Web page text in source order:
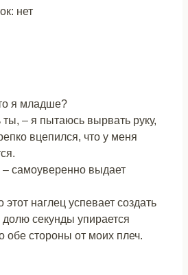
нет
я младше?
– я пытаюсь вырвать руку,
вцепился, что у меня
самоуверенно выдает
наглец успевает создать
долю секунды упирается
обе стороны от моих плеч.